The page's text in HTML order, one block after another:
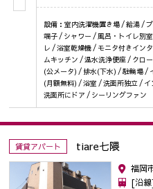
設備：室内洗濯機置き場 / 給湯 /
端子 / シャワー / 風呂・トイレ別
レ / 浴室乾燥機 / モニタ付きイン
ムキッチン / 温水洗浄便座 / クロ
(公メータ) / 排水(下水) / 駐輪場 /
(月額無料) / 浴室 / 洗面所独立 /
洗面所にドア / シーリングファン
賃貸アパート tiare七隈
福岡
[沿